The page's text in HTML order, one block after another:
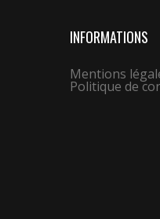
INFORMATIONS
Mentions
Politique de